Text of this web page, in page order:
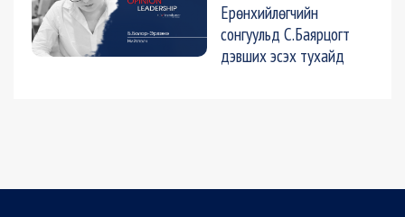
Ерөнхийлөгчийн
сонгуульд С.Баярцогт
дэвших эсэх тухайд